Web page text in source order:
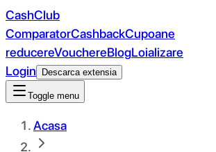
CashClub
ComparatorCashbackCupoane
reducereVouchereBlogLoializare
Login
Descarca extensia
Toggle menu
Acasa